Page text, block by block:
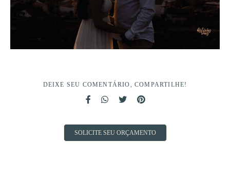
DEIXE SEU COMENTÁRIO, COMPARTILHE!
SOLICITE SEU ORÇAMENTO